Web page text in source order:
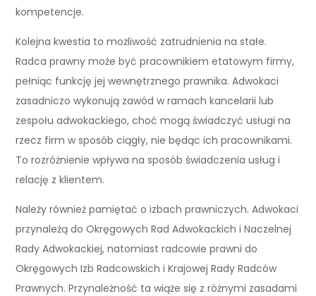
kompetencje.
Kolejna kwestia to możliwość zatrudnienia na stałe.
Radca prawny może być pracownikiem etatowym firmy,
pełniąc funkcję jej wewnętrznego prawnika. Adwokaci
zasadniczo wykonują zawód w ramach kancelarii lub
zespołu adwokackiego, choć mogą świadczyć usługi na
rzecz firm w sposób ciągły, nie będąc ich pracownikami.
To rozróżnienie wpływa na sposób świadczenia usług i
relację z klientem.
Należy również pamiętać o izbach prawniczych. Adwokaci
przynależą do Okręgowych Rad Adwokackich i Naczelnej
Rady Adwokackiej, natomiast radcowie prawni do
Okręgowych Izb Radcowskich i Krajowej Rady Radców
Prawnych. Przynależność ta wiąże się z różnymi zasadami